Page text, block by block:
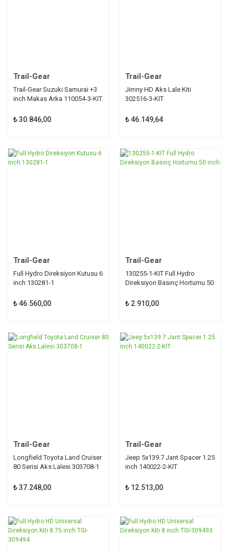
Trail-Gear
Trail-Gear Suzuki Samurai +3
inch Makas Arka 110054-3-KIT
₺ 30.846,00
Trail-Gear
Jimny HD Aks Lale Kiti
302516-3-KIT
₺ 46.149,64
Trail-Gear
Full Hydro Direksiyon Kutusu 6
inch 130281-1
₺ 46.560,00
Trail-Gear
130255-1-KIT Full Hydro
Direksiyon Basınç Hortumu 50
₺ 2.910,00
Trail-Gear
Longfield Toyota Land Cruiser
80 Serisi Aks Lalesi 303708-1
₺ 37.248,00
Trail-Gear
Jeep 5x139.7 Jant Spacer 1.25
inch 140022-2-KIT
₺ 12.513,00